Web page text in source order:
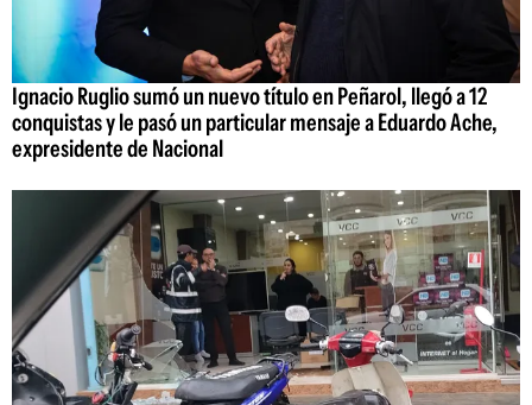
Ignacio Ruglio sumó un nuevo título en Peñarol, llegó a 12
conquistas y le pasó un particular mensaje a Eduardo Ache,
expresidente de Nacional